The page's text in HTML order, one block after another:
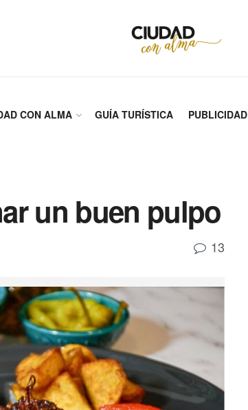
CON ALMA GUÍA TURÍSTICA PUBLICIDAD
un buen pulpo
13